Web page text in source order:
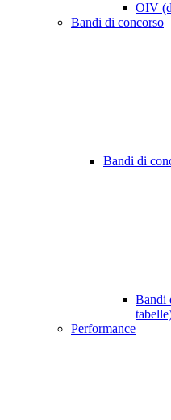
OIV
Bandi di concorso
Bandi di
Bandi
Performance